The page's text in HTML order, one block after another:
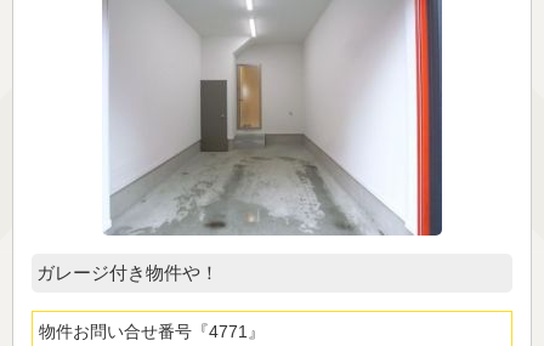
ガレージ付き物件や！
物件お問い合せ番号 4771